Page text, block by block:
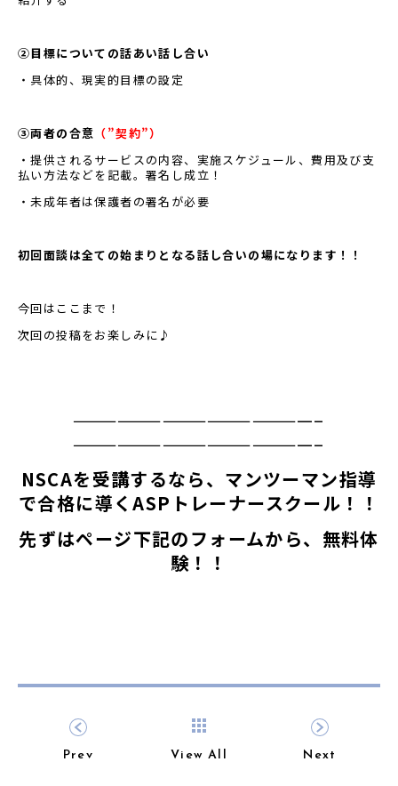
②目標についての話あい話し合い
・具体的、現実的目標の設定
③両者の合意 （”契約”）
・提供されるサービスの内容、実施スケジュール、費用及び支
払い方法などを記載。署名し成立！
・未成年者は保護者の署名が必要
初回面談は全ての始まりとなる話し合いの場になります！！
今回はここまで！
次回の投稿をお楽しみに♪
————————————————–
————————————————–
NSCAを受講するなら、マンツーマン指導
で合格に導くASPトレーナースクール！！
先ずはページ下記のフォームから、無料体
験！！
Prev View All Next